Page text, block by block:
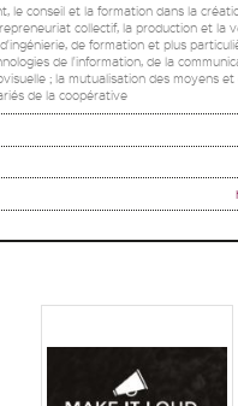
le conseil et la formation dans la
collectif, la production et la
de formation et plus
de l'information, de la
; la mutualisation des moyens et
de la coopérative